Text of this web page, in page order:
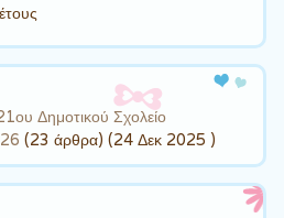
Δημοτικού Σχολείο
(23 άρθρα) (24 Δεκ 2025 )